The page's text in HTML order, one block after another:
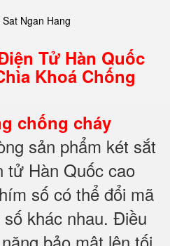
Tử Hàn Quốc
Khoá Chống
chống cháy
sản phẩm két sắt
tử Hàn Quốc cao
số có thể đổi mã
khác nhau. Điều